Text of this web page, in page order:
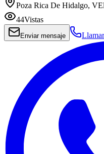
Poza Rica De Hidalgo,
44Vistas
Enviar mensaje